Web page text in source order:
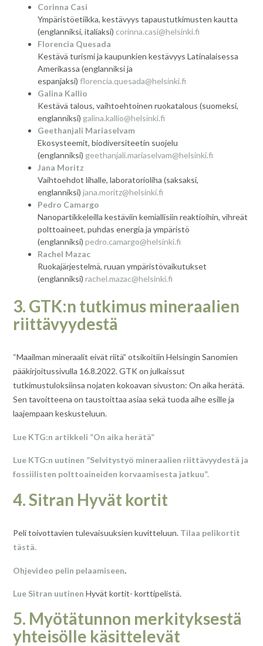
Corinna Casi
Ympäristöetiikka, kestävyys tapaustutkimusten kautta
(englanniksi, italiaksi) corinna.casi@helsinki.fi
Florencia Quesada
Kestävä turismi ja kaupunkien kestävyys Latinalaisessa
Amerikassa (englanniksi ja
espanjaksi) florencia.quesada@helsinki.fi
Galina Kallio
Kestävä talous, vaihtoehtoinen ruokatalous (suomeksi,
englanniksi) galina.kallio@helsinki.fi
Geethanjali Mariaselvam
Ekosysteemit, biodiversiteetin suojelu
(englanniksi) geethanjali.mariaselvam@helsinki.fi
Jana Moritz
Vaihtoehdot lihalle, laboratorioliha (saksaksi,
englanniksi) jana.moritz@helsinki.fi
Pedro Camargo
Nanopartikkeleilla kestäviin kemiallisiin reaktioihin, vihreät
polttoaineet, puhdas energia ja ympäristö
(englanniksi) pedro.camargo@helsinki.fi
Rachel Mazac
Ruokajärjestelmä, ruuan ympäristövaikutukset
(englanniksi) rachel.mazac@helsinki.fi
3. GTK:n tutkimus mineraalien
riittävyydestä
“Maailman mineraalit eivät riitä” otsikoitiin Helsingin Sanomien
pääkirjoitussivulla 16.8.2022. GTK on julkaissut
tutkimustuloksiinsa nojaten kokoavan sivuston: On aika herätä.
Sen tavoitteena on taustoittaa asiaa sekä tuoda aihe esille ja
laajempaan keskusteluun.
Lue KTG:n artikkeli ”On aika herätä”
Lue KTG:n uutinen ”Selvitystyö mineraalien riittävyydestä ja
fossiilisten polttoaineiden korvaamisesta jatkuu”.
4. Sitran Hyvät kortit
Peli toivottavien tulevaisuuksien kuvitteluun. Tilaa pelikortit
tästä.
Ohjevideo pelin pelaamiseen.
Lue Sitran uutinen Hyvät kortit- korttipelistä.
5. Myötätunnon merkityksestä
yhteisölle käsittelevät